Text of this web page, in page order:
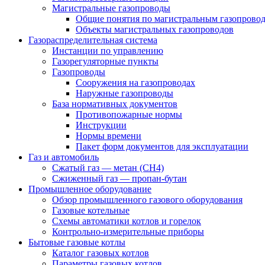
Магистральные газопроводы
Общие понятия по магистральным
Объекты магистральных газопроводов
Газораспределительная система
Инстанции по управлению
Газорегуляторные пункты
Газопроводы
Сооружения на газопроводах
Наружные газопроводы
База нормативных документов
Противопожарные нормы
Инструкции
Нормы времени
Пакет форм документов для эксплуатации
Газ и автомобиль
Сжатый газ — метан (CH4)
Сжиженный газ — пропан-бутан
Промышленное оборудование
Обзор промышленного газового оборудования
Газовые котельные
Схемы автоматики котлов и горелок
Контрольно-измерительные приборы
Бытовые газовые котлы
Каталог газовых котлов